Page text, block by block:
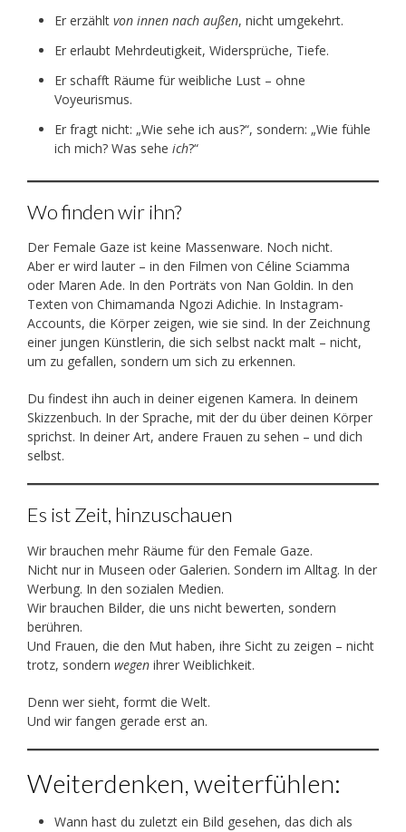
Er erzählt von innen nach außen, nicht umgekehrt.
Er erlaubt Mehrdeutigkeit, Widersprüche, Tiefe.
Er schafft Räume für weibliche Lust – ohne
Voyeurismus.
Er fragt nicht: „Wie sehe ich aus?“, sondern: „Wie fühle
ich mich? Was sehe ich?“
Wo finden wir ihn?
Der Female Gaze ist keine Massenware. Noch nicht.
Aber er wird lauter – in den Filmen von Céline Sciamma
oder Maren Ade. In den Porträts von Nan Goldin. In den
Texten von Chimamanda Ngozi Adichie. In Instagram-
Accounts, die Körper zeigen, wie sie sind. In der Zeichnung
einer jungen Künstlerin, die sich selbst nackt malt – nicht,
um zu gefallen, sondern um sich zu erkennen.
Du findest ihn auch in deiner eigenen Kamera. In deinem
Skizzenbuch. In der Sprache, mit der du über deinen Körper
sprichst. In deiner Art, andere Frauen zu sehen – und dich
selbst.
Es ist Zeit, hinzuschauen
Wir brauchen mehr Räume für den Female Gaze.
Nicht nur in Museen oder Galerien. Sondern im Alltag. In der
Werbung. In den sozialen Medien.
Wir brauchen Bilder, die uns nicht bewerten, sondern
berühren.
Und Frauen, die den Mut haben, ihre Sicht zu zeigen – nicht
trotz, sondern wegen ihrer Weiblichkeit.
Denn wer sieht, formt die Welt.
Und wir fangen gerade erst an.
Weiterdenken, weiterfühlen:
Wann hast du zuletzt ein Bild gesehen, das dich als